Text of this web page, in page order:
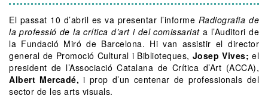
El passat 10 d’abril es va presentar l’informe Radiografia de
la professió de la crítica d’art i del comissariata l’Auditori de
la Fundació Miró de Barcelona. Hi van assistir el director
general de Promoció Cultural i Biblioteques, Josep Vives; el
president de l’Associació Catalana de Crítica d’Art (ACCA),
Albert Mercadé,i prop d’un centenar de professionals del
sector de les arts visuals.